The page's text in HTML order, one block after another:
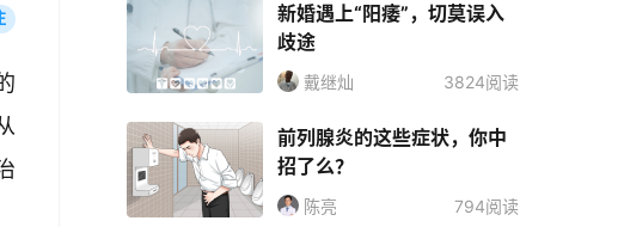
新婚遇上“阳痿”，切莫误入
歧途
戴继灿 3824阅读
前列腺炎的这些症状，你中
招了么？
陈亮 794阅读